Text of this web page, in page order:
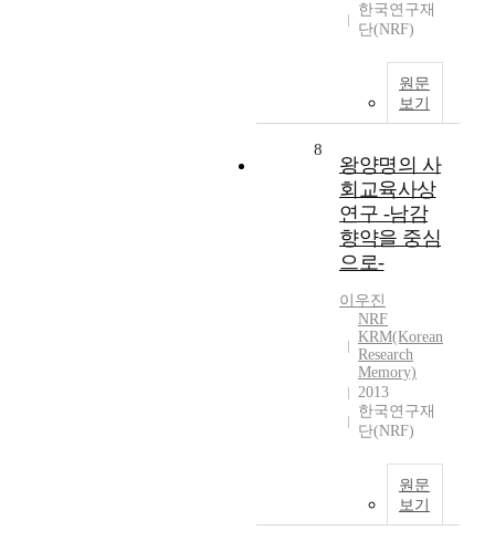
한국연구재
단(NRF)
원문
보기
8
왕양명의 사
회교육사상
연구 -남감
향약을 중심
으로-
이우진
NRF
KRM(Korean
Research
Memory)
2013
한국연구재
단(NRF)
원문
보기